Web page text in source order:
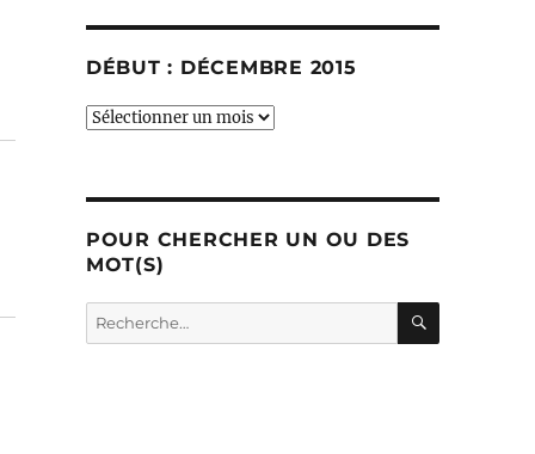
DÉBUT : DÉCEMBRE 2015
début
POUR CHERCHER UN OU DES
MOT(S)
Recherche
pour :